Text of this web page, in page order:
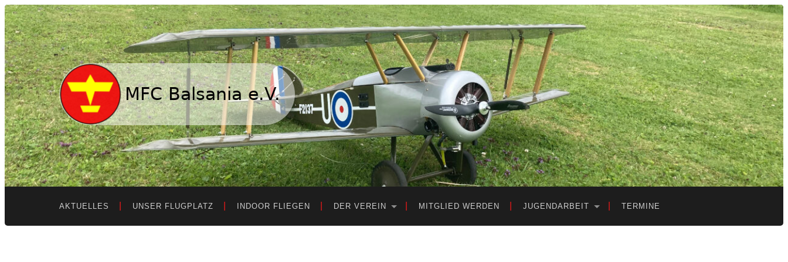
MFC
Balsania
e.V.
AKTUELLES UNSER FLUGPLATZ INDOOR FLIEGEN DER VEREIN MITGLIED WERDEN JUGENDARBEIT TERMINE